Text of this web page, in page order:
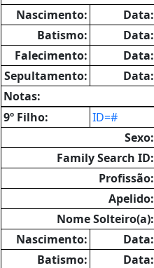
Nascimento:
Data:
Batismo:
Data:
Falecimento:
Data:
Sepultamento:
Data:
Notas:
9º Filho:
ID=#
Sexo:
Family Search ID:
Profissão:
Apelido:
Nome Solteiro(a):
Nascimento:
Data:
Batismo:
Data: